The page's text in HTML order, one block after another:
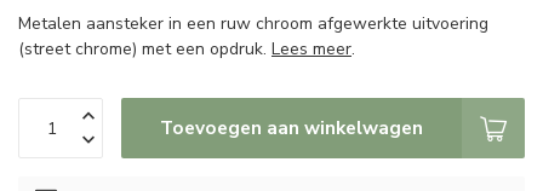
Metalen aansteker in een ruw chroom afgewerkte uitvoering
(street chrome) met een opdruk. Lees meer.
Toevoegen aan winkelwagen